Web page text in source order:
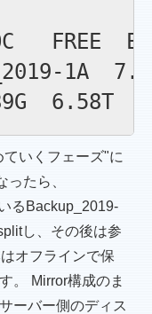
FREE
ていくフェーズ"に
たら、
るBackup_2019-
し、その後は参
オフラインで保
。 Mirror構成のま
ーバー側のディス